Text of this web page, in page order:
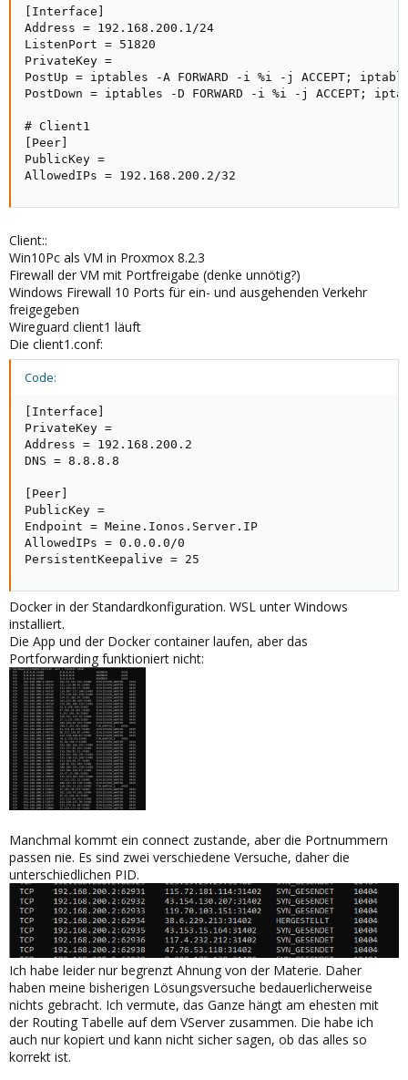
[Interface]
Address = 192.168.200.1/24
ListenPort = 51820
PrivateKey =
PostUp = iptables -A FORWARD -i %i -j ACCEPT;
PostDown = iptables -D FORWARD -i %i -j ACCEPT;
# Client1
[Peer]
PublicKey =
AllowedIPs = 192.168.200.2/32
Client::
Win10Pc als VM in Proxmox 8.2.3
Firewall der VM mit Portfreigabe (denke unnötig?)
Windows Firewall 10 Ports für ein- und ausgehenden Verkehr
freigegeben
Wireguard client1 läuft
Die client1.conf:
Code:
[Interface]
PrivateKey =
Address = 192.168.200.2
DNS = 8.8.8.8
[Peer]
PublicKey =
Endpoint = Meine.Ionos.Server.IP
AllowedIPs = 0.0.0.0/0
PersistentKeepalive = 25
Docker in der Standardkonfiguration. WSL unter Windows
installiert.
Die App und der Docker container laufen, aber das
Portforwarding funktioniert nicht:
Manchmal kommt ein connect zustande, aber die Portnummern
passen nie. Es sind zwei verschiedene Versuche, daher die
unterschiedlichen PID.
Ich habe leider nur begrenzt Ahnung von der Materie. Daher
haben meine bisherigen Lösungsversuche bedauerlicherweise
nichts gebracht. Ich vermute, das Ganze hängt am ehesten mit
der Routing Tabelle auf dem VServer zusammen. Die habe ich
auch nur kopiert und kann nicht sicher sagen, ob das alles so
korrekt ist.